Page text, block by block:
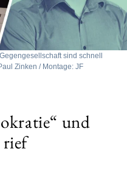
sind schnell
Zinken / Montage: JF
und
rief